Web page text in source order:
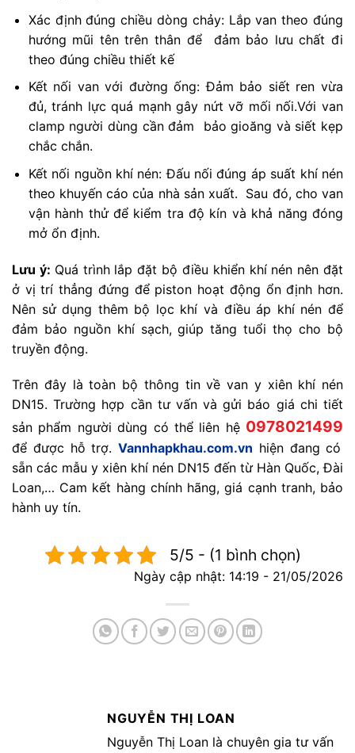
Xác định đúng chiều dòng chảy: Lắp van theo đúng
hướng mũi tên trên thân để đảm bảo lưu chất đi
theo đúng chiều thiết kế
Kết nối van với đường ống: Đảm bảo siết ren vừa
đủ, tránh lực quá mạnh gây nứt vỡ mối nối.Với van
clamp người dùng cần đảm bảo gioăng và siết kẹp
chắc chắn.
Kết nối nguồn khí nén: Đấu nối đúng áp suất khí nén
theo khuyến cáo của nhà sản xuất. Sau đó, cho van
vận hành thử để kiểm tra độ kín và khả năng đóng
mở ổn định.
Lưu ý: Quá trình lắp đặt bộ điều khiển khí nén nên đặt
ở vị trí thẳng đứng để piston hoạt động ổn định hơn.
Nên sử dụng thêm bộ lọc khí và điều áp khí nén để
đảm bảo nguồn khí sạch, giúp tăng tuổi thọ cho bộ
truyền động.
Trên đây là toàn bộ thông tin về van y xiên khí nén
DN15. Trường hợp cần tư vấn và gửi báo giá chi tiết
sản phẩm người dùng có thể liên hệ 0978021499
để được hỗ trợ. Vannhapkhau.com.vn hiện đang có
sẵn các mẫu y xiên khí nén DN15 đến từ Hàn Quốc, Đài
Loan,… Cam kết hàng chính hãng, giá cạnh tranh, bảo
hành uy tín.
5/5 - (1 bình chọn)
Ngày cập nhật: 14:19 - 21/05/2026
NGUYỄN THỊ LOAN
Nguyễn Thị Loan là chuyên gia tư vấn